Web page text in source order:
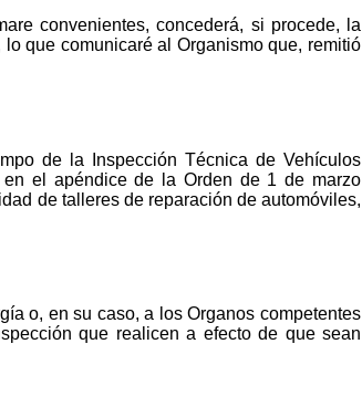
convenientes, concederá, si procede, la
que comunicaré al Organismo que, remitió
de la Inspección Técnica de Vehículos
el apéndice de la Orden de 1 de marzo
de talleres de reparación de automóviles,
o, en su caso, a los Organos competentes
que realicen a efecto de que sean